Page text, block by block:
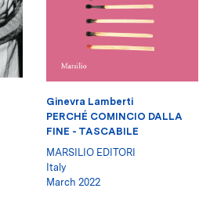
Ginevra Lamberti
PERCHÉ COMINCIO DALLA
FINE - TASCABILE
MARSILIO EDITORI
Italy
March 2022